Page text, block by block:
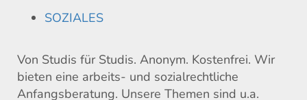
SOZIALES
Von Studis für Studis. Anonym. Kostenfrei. Wir
bieten eine arbeits- und sozialrechtliche
Anfangsberatung. Unsere Themen sind u.a.